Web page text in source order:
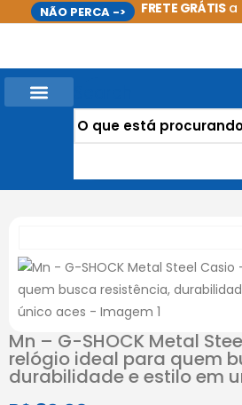
NÃO PERCA -> FRETE GRÁTISa
Mn – G-SHOCK Metal
relógio ideal para quem
durabilidade e estilo em